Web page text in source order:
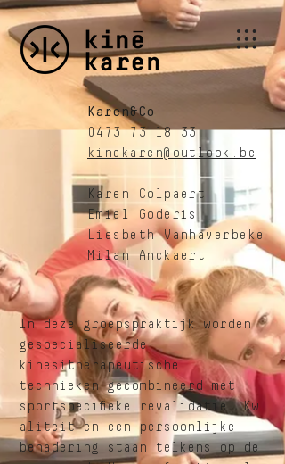
Karen&Co
0473 73 18 33
kinekaren@outlook.be
Karen Colpaert
Emiel Goderis
Liesbeth Vanhaverbeke
Milan Anckaert
In deze groepspraktijk worden
gespecialiseerde
kinesitherapeutische
technieken gecombineerd met
sportspecifieke revalidatie. Kw
aliteit en een persoonlijke
benadering staan telkens op de